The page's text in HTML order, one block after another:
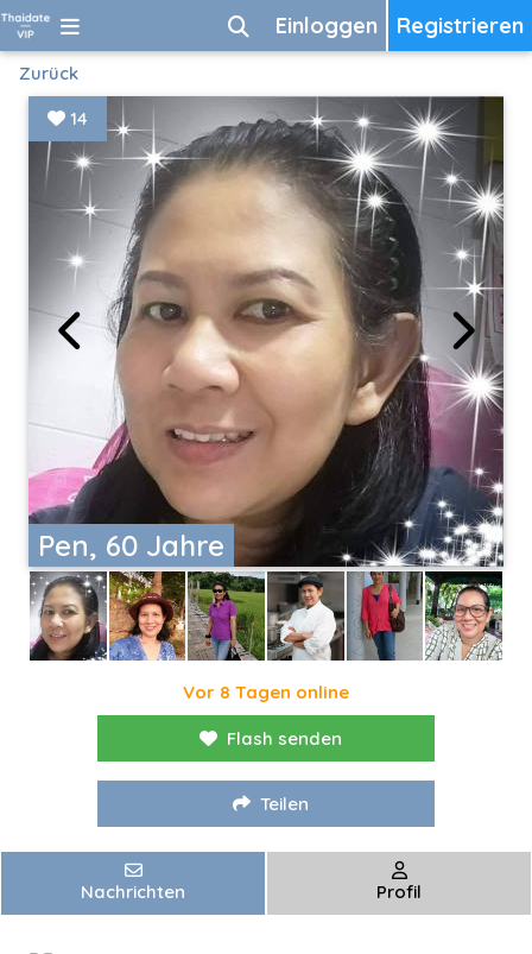
Registrieren
Einloggen
Zurück
Pen, 60 Jahre
14
Vor 8 Tagen online
Flash senden
Teilen
Nachrichten Profil